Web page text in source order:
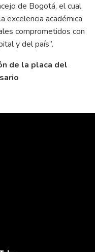
de Bogotá, el cual
excelencia académica
comprometidos con
y del país”.
de la placa del